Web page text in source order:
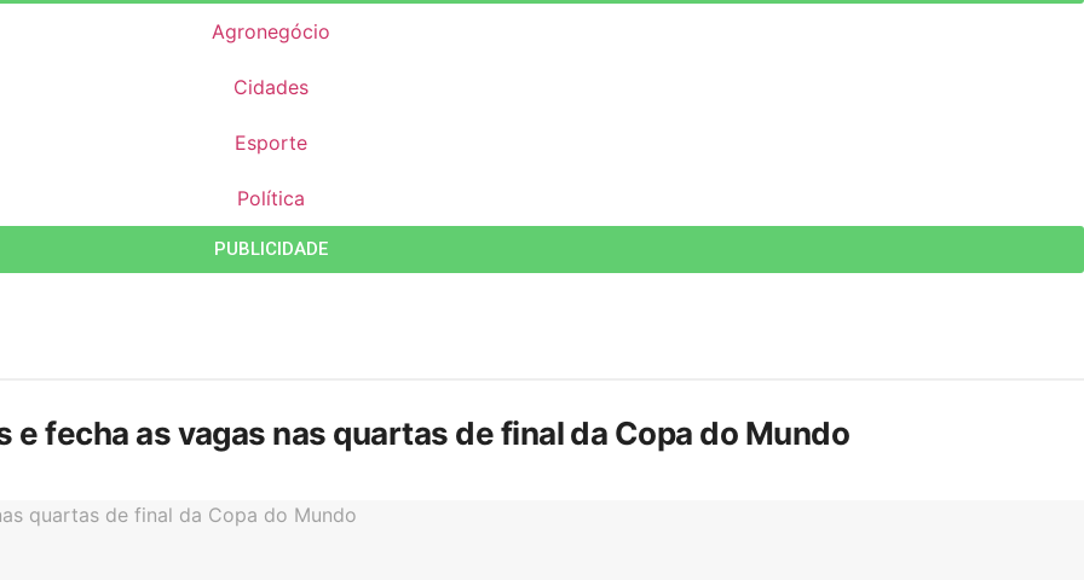
Agronegócio
Cidades
Esporte
Política
PUBLICIDADE
fecha as vagas nas quartas de final da Copa do Mundo